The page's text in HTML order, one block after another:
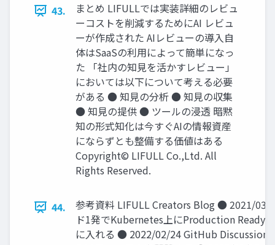
43.
まとめ LIFULLでは実装詳細のレビュ
ーコストを削減するためにAI レビュ
ーが作成された AIレビューの導⼊⾃
体はSaaSの利⽤によって簡単になっ
た 「社内の知⾒を活かすレビュー」
においては以下について考える必要
がある ● 知⾒の分析 ● 知⾒の収集
● 知⾒の提供 ● ツールの浸透 暗黙
知の形式知化は今すぐAIの情報資産
にならずとも整備する価値はある
Copyright© LIFULL Co.,Ltd. All
Rights Reserved.
44.
参考資料 LIFULL Creators Blog ● 2021/03/
ド1発でKubernetes上にProduction Ready
に入れる ● 2022/02/24 GitHub Discussions